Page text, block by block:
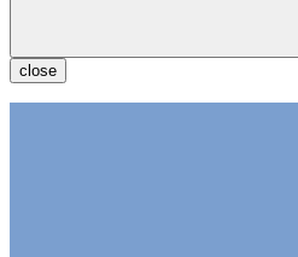
close